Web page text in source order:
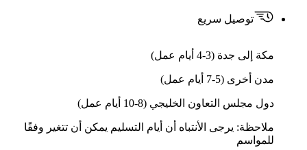
توصيل سريع
مكة إلى جدة (3-4 أيام عمل)
مدن أخرى (5-7 أيام عمل)
دول مجلس التعاون الخليجي (8-10 أيام عمل)
ملاحظة: يرجى الأنتباه أن أيام التسليم يمكن أن تتغير وفقًا
للمواسم